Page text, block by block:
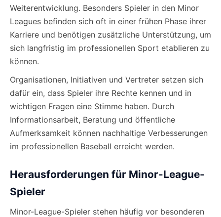
Weiterentwicklung. Besonders Spieler in den Minor
Leagues befinden sich oft in einer frühen Phase ihrer
Karriere und benötigen zusätzliche Unterstützung, um
sich langfristig im professionellen Sport etablieren zu
können.
Organisationen, Initiativen und Vertreter setzen sich
dafür ein, dass Spieler ihre Rechte kennen und in
wichtigen Fragen eine Stimme haben. Durch
Informationsarbeit, Beratung und öffentliche
Aufmerksamkeit können nachhaltige Verbesserungen
im professionellen Baseball erreicht werden.
Herausforderungen für Minor-League-
Spieler
Minor-League-Spieler stehen häufig vor besonderen